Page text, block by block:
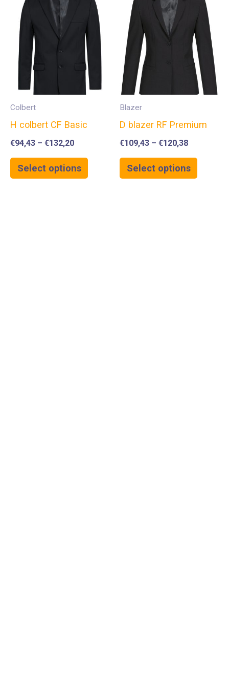
Colbert
H colbert CF Basic
€94,43 – €132,20
Select options
Blazer
D blazer RF Premium
€109,43 – €120,38
Select options